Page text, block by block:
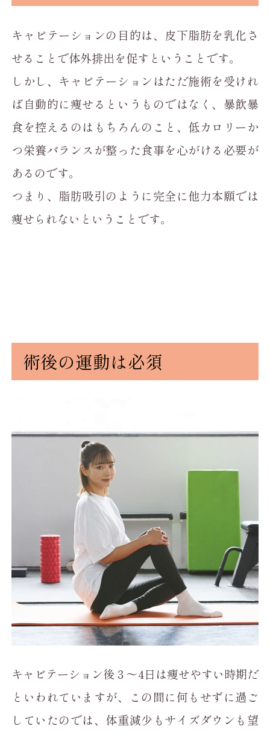
キャビテーションの目的は、皮下脂肪を乳化さ
せることで体外排出を促すということです。
しかし、キャビテーションはただ施術を受けれ
ば自動的に痩せるというものではなく、暴飲暴
食を控えるのはもちろんのこと、低カロリーか
つ栄養バランスが整った食事を心がける必要が
あるのです。
つまり、脂肪吸引のように完全に他力本願では
痩せられないということです。
術後の運動は必須
キャビテーション後３～4日は痩せやすい時期だ
といわれていますが、この間に何もせずに過ご
していたのでは、体重減少もサイズダウンも望